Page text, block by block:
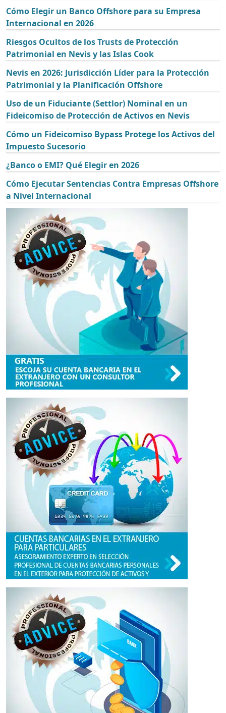
Cómo Elegir un Banco Offshore para su Empresa
Internacional en 2026
Riesgos Ocultos de los Trusts de Protección
Patrimonial en Nevis y las Islas Cook
Nevis en 2026: Jurisdicción Líder para la Protección
Patrimonial y la Planificación Offshore
Uso de un Fiduciante (Settlor) Nominal en un
Fideicomiso de Protección de Activos en Nevis
Cómo un Fideicomiso Bypass Protege los Activos del
Impuesto Sucesorio
¿Banco o EMI? Qué Elegir en 2026
Cómo Ejecutar Sentencias Contra Empresas Offshore
a Nivel Internacional